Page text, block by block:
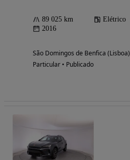
89 025 km Elétrico
2016
São Domingos de Benfica (Lisboa)
Particular • Publicado